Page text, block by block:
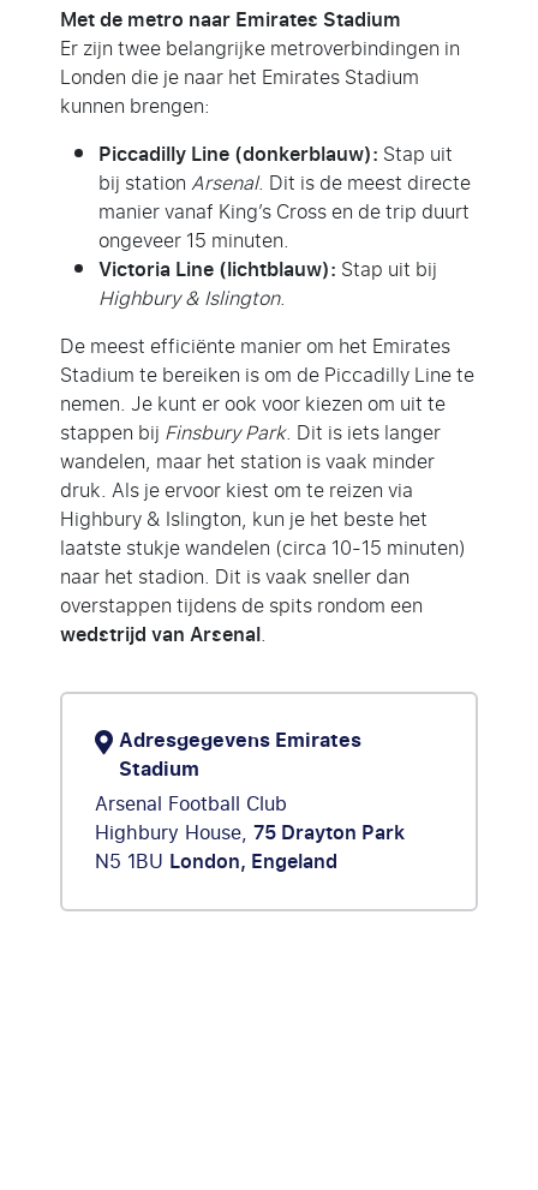
Met de metro naar Emirates Stadium
Er zijn twee belangrijke metroverbindingen in
Londen die je naar het Emirates Stadium
kunnen brengen:
Piccadilly Line (donkerblauw): Stap uit
bij stationArsenal. Dit is de meest directe
manier vanaf King’s Cross en de trip duurt
ongeveer 15 minuten.
Victoria Line (lichtblauw): Stap uit bij
Highbury & Islington.
De meest efficiënte manier om het Emirates
Stadium te bereiken is om de Piccadilly Line te
nemen. Je kunt er ook voor kiezen om uit te
stappen bij Finsbury Park. Dit is iets langer
wandelen, maar het station is vaak minder
druk. Als je ervoor kiest om te reizen via
Highbury & Islington, kun je het beste het
laatste stukje wandelen (circa 10-15 minuten)
naar het stadion. Dit is vaak sneller dan
overstappen tijdens de spits rondom een
wedstrijd van Arsenal.
Adresgegevens Emirates
Stadium
Arsenal Football Club
Highbury House, 75 Drayton Park
N5 1BU London, Engeland